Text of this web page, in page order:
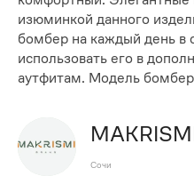
изюминкой данного
бомбер на каждый день в
использовать его в
аутфитам. Модель
Сочи